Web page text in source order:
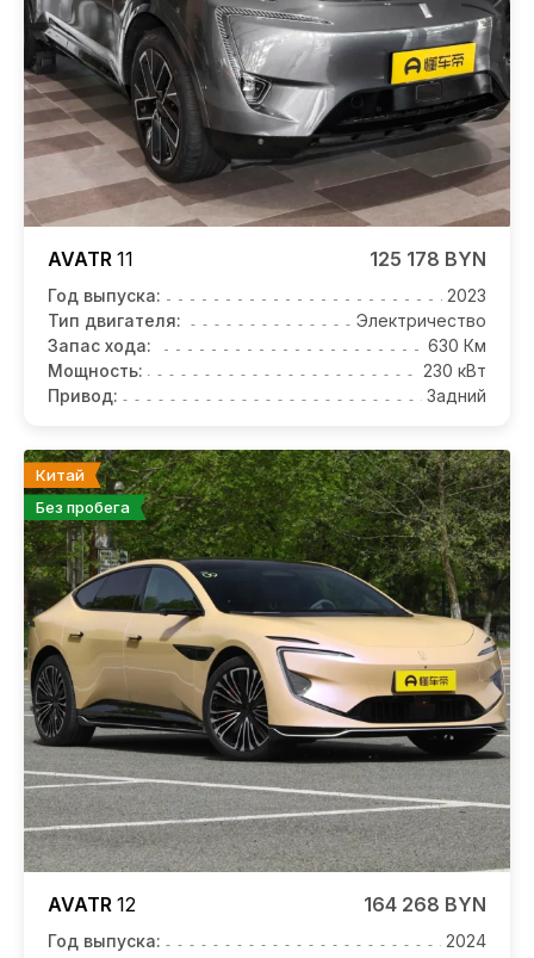
AVATR 11 125 178 BYN
Год выпуска:
2023
Тип двигателя:
Электричество
Запас хода:
630 Км
Мощность:
230 кВт
Привод:
Задний
Китай
Без пробега
AVATR 12 164 268 BYN
Год выпуска:
2024